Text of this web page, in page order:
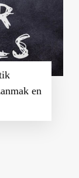
en